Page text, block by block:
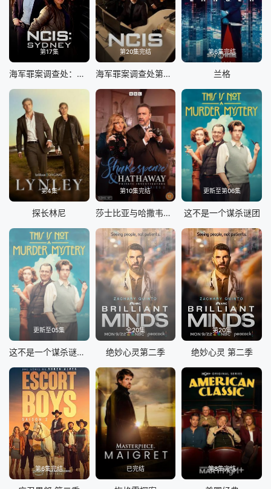
第17集
海军罪案调查处：悉尼第三季
第20集完结
海军罪案调查处第二十三季
第6集完结
兰格
第4集
探长林尼
第10集完结
莎士比亚与哈撒韦，私人调查员 第五季
更新至第06集
这不是一个谋杀谜团
更新至05集
这不是一个谋杀谜团第一季
全20集
绝妙心灵第二季
第20集
绝妙心灵 第二季
第6集完结 已完结 第8集完结